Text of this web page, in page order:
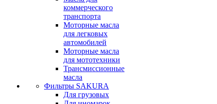
коммерческого
транспорта
Моторные масла
для легковых
автомобилей
Моторные масла
для мототехники
Трансмиссионные
масла
Фильтры SAKURA
Для грузовых